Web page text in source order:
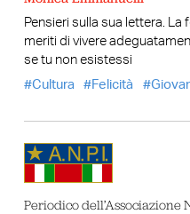
Pensieri sulla sua lettera.
meriti di vivere
se tu non esistessi
Cultura
Felicità
Periodico dell’Associazione